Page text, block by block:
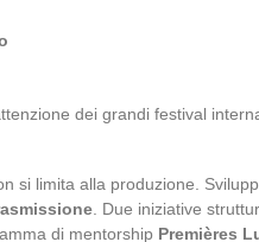
dei grandi festival
si limita alla produzione.
. Due iniziative
di mentorship Premières